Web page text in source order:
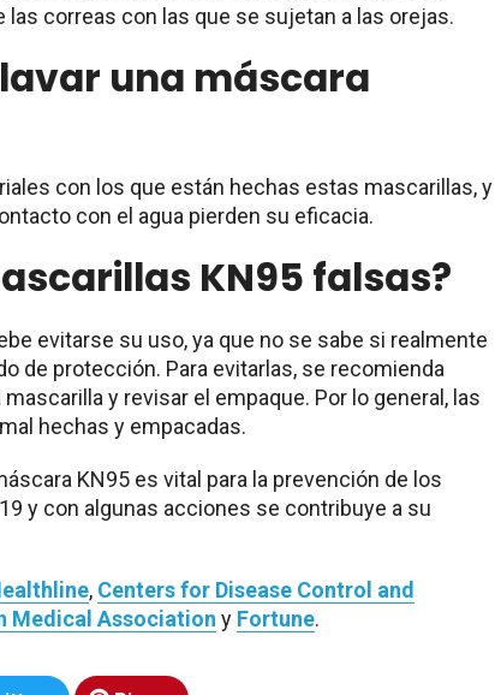
las correas con las que se sujetan a las orejas.
lavar una máscara
con los que están hechas estas mascarillas, y
con el agua pierden su eficacia.
KN95 falsas?
evitarse su uso, ya que no se sabe si realmente
de protección. Para evitarlas, se recomienda
y revisar el empaque. Por lo general, las
hechas y empacadas.
KN95 es vital para la prevención de los
y con algunas acciones se contribuye a su
, Centers for Disease Control and
Medical Association y Fortune.